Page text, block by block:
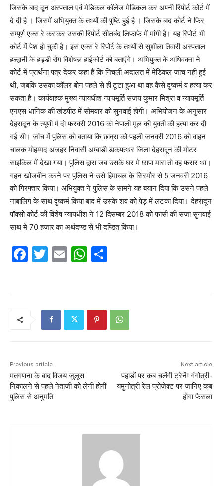
जिसके बाद दून अस्पताल एवं मेडिकल कॉलेज मेडिकल कर अपनी रिपोर्ट कोर्ट में
दे दी है । जिसमें अभियुक्त के तथ्यों की पुष्टि हुई है । जिसके बाद कोर्ट ने फिर
सम्पूर्ण एक्स रे कराकर उसकी रिपोर्ट सीलबंद लिफाफे में मांगी है। यह रिपोर्ट भी
कोर्ट में पेश हो चुकी है। इस एक्स रे रिपोर्ट के तथ्यों से सुशीला तिवारी अस्पताल
हल्द्वानी के हड्डी रोग विशेषज्ञ हाईकोर्ट को बताएंगे। अभियुक्त के अधिवक्ता ने
कोर्ट में प्रार्थना पत्र देकर कहा है कि निचली अदालत में मेडिकल जांच नही हुई
थी, जबकि उसका कॉलर बोन पहले से ही टूटा हुआ था वह कैसे दुष्कर्म व हत्या कर
सकता है। कार्यवाहक मुख्य न्यायधीश न्यायमूर्ति संजय कुमार मिश्रा व न्यायमूर्ति
एनएस धानिक की खंडपीठ में सोमवार को सुनवाई होगी। अभियोजन के अनुसार
देहरादून के त्यूणी में दो फरवरी 2016 को नेपाली मूल की युवती की हत्या कर दी
गई थी। जांच में पुलिस को बताया कि छात्रा को पहली जनवरी 2016 को वाहन
चालक मोहम्मद अजहर निवासी अम्बाडी डाकपत्थर जिला देहरादून की मोटर
साइकिल में देखा गया। पुलिस द्वारा जब उसके घर मे छापा मारा तो वह फरार था।
गहन खोजबीन करने पर पुलिस ने उसे हिमाचल के सिरमौर से 5 जनवरी 2016
को गिरफ्तार किया। अभियुक्त ने पुलिस के सामने यह बयान दिया कि उसने पहले
नाबालिग के साथ दुष्कर्म किया बाद में उसके शव को पेड़ में लटका दिया। देहरादून
पॉक्सो कोर्ट की विशेष न्यायधीश ने 12 दिसम्बर 2018 को फांसी की सजा सुनवाई
साथ मे 70 हजार का अर्थदण्ड से भी दण्डित किया।
F
k
T
E
W
A
p
Previous article
मतगणना के बाद विजय जुलूस
निकालने से पहले नेताजी को लेनी होगी
पुलिस से अनुमति
Next article
पहाड़ों पर कब चलेंगी ट्रेनें! गंगोत्री-
यमुनोत्री रेल प्रोजेक्ट पर जानिए कब
होगा फैसला